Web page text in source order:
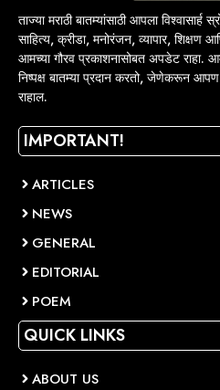
ताज्या मराठी बातम्यांसाठी आपला विश्वासार्ह
साहित्य, क्रीडा, मनोरंजन, व्यापार, शिक्षण
आमच्या गौरव प्रकाशनासोबत अपडेट राहा.
निष्पक्ष बातम्या प्रदान करतो, जेणेकरून आपण
राहाल.
IMPORTANT!
ARTICLES
NEWS
GENERAL
EDITORIAL
POEM
QUICK LINKS
ABOUT US